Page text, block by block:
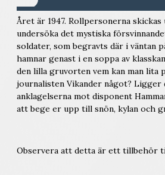
Året är 1947. Rollpersonerna
undersöka det mystiska
soldater, som begravts där i väntan
hamnar genast i en soppa av
den lilla gruvorten vem kan man lita
journalisten Vikander något? Ligger
anklagelserna mot disponent
att bege er upp till snön, kylan och
Observera att detta är ett tillbehör